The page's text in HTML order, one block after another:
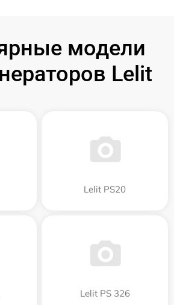
модели
Lelit
Lelit PS20
Lelit PS 326